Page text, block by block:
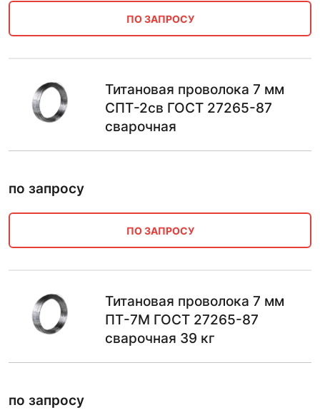
ПО ЗАПРОСУ
Титановая проволока 7 мм
СПТ-2св ГОСТ 27265-87
сварочная
по запросу
ПО ЗАПРОСУ
Титановая проволока 7 мм
ПТ-7М ГОСТ 27265-87
сварочная 39 кг
по запросу